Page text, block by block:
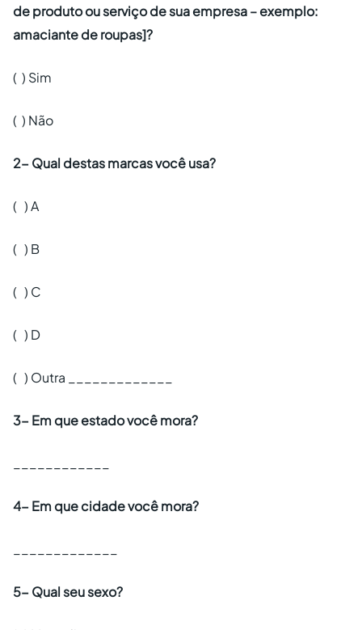
de produto ou serviço de sua empresa – exemplo:
amaciante de roupas]?
( ) Sim
( ) Não
2- Qual destas marcas você usa?
( ) A
( ) B
( ) C
( ) D
( ) Outra _____________
3- Em que estado você mora?
4- Em que cidade você mora?
5- Qual seu sexo?